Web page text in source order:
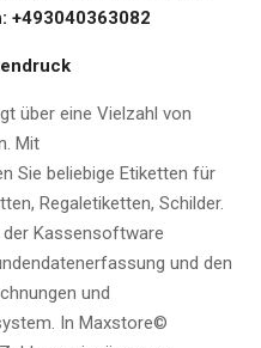
+493040363082
über eine Vielzahl von
Mit
Sie beliebige Etiketten für
Regaletiketten, Schilder.
der Kassensoftware
und den
und
In Maxstore©